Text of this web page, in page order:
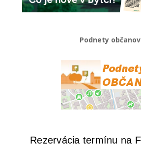
Podnety občanov